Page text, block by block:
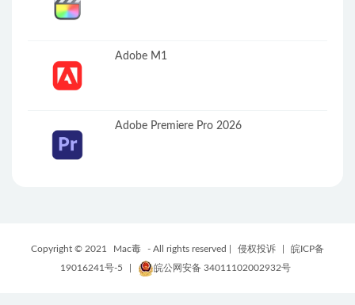
Adobe M1
Adobe Premiere Pro 2026
Copyright © 2021 Mac毒 - All rights reserved | 侵权投诉
皖ICP备
19016241号-5
皖公网安备 34011102002932号